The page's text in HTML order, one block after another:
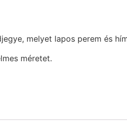
melyet lapos perem és
méretet.